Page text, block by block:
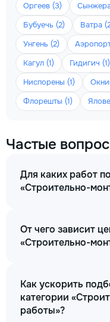
Оргеев (3)
Бубуечь (2)
Ватра
Унгень (2)
Кагул (1)
Гидигич (1)
Ниспорены (1)
Флорешты (1)
Частые
Для каких работ
«Строительно-
От чего зависит
«Строительно-
Как ускорить
категории
работы»?